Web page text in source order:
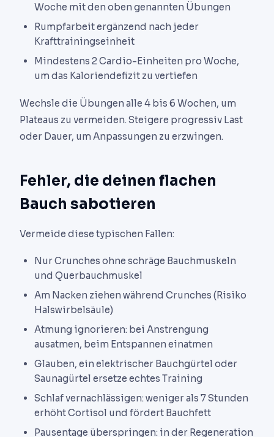
Woche mit den oben genannten Übungen
Rumpfarbeit ergänzend nach jeder
Krafttrainingseinheit
Mindestens 2 Cardio-Einheiten pro Woche,
um das Kaloriendefizit zu vertiefen
Wechsle die Übungen alle 4 bis 6 Wochen, um
Plateaus zu vermeiden. Steigere progressiv Last
oder Dauer, um Anpassungen zu erzwingen.
Fehler, die deinen flachen
Bauch sabotieren
Vermeide diese typischen Fallen:
Nur Crunches ohne schräge Bauchmuskeln
und Querbauchmuskel
Am Nacken ziehen während Crunches (Risiko
Halswirbelsäule)
Atmung ignorieren: bei Anstrengung
ausatmen, beim Entspannen einatmen
Glauben, ein elektrischer Bauchgürtel oder
Saunagürtel ersetze echtes Training
Schlaf vernachlässigen: weniger als 7 Stunden
erhöht Cortisol und fördert Bauchfett
Pausentage überspringen: in der Regeneration